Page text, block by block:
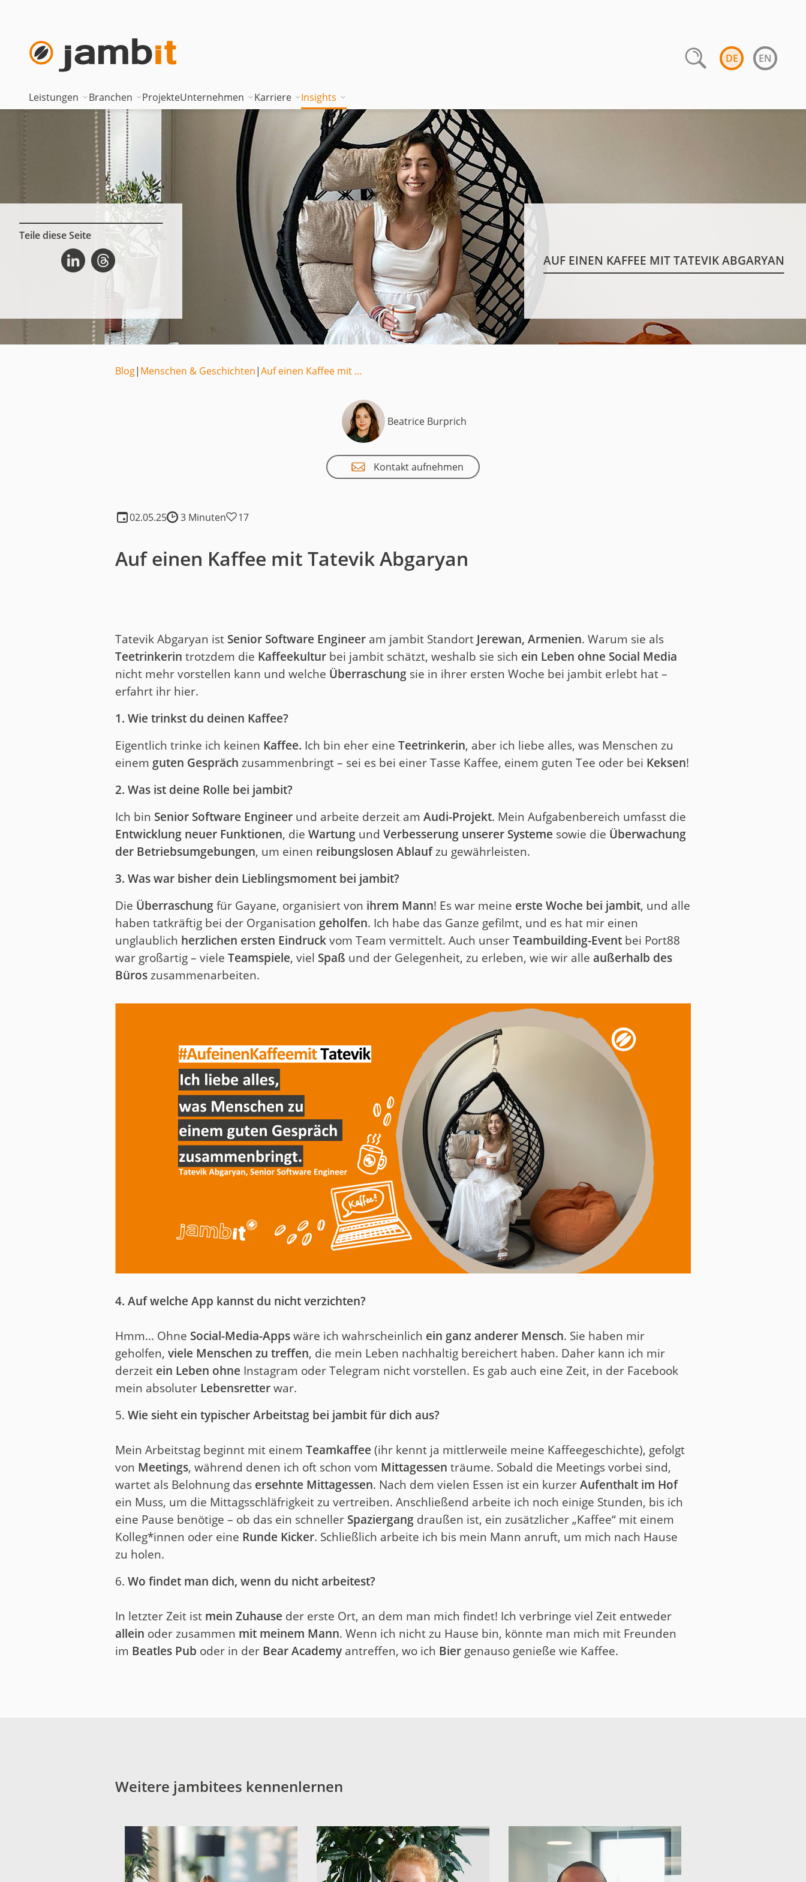
DE EN
Leistungen
AI Transformation Consulting
Digital Platforms & Cloud
Data Solutions
AI Assisted Development
Security & Compliance
Technisches Portfolio
Branchen
Automotive
Banken & Versicherungen
Energie
Gesundheitswesen
Industrie
Logistik
Medien
ProjekteUnternehmen
Where innovation works
Geschäftsführung
Führungsteam
Standorte
Nearshoring Armenien
Unternehmensgrundsätze
Code of Conduct
Unternehmenshistorie
Karriere
Unsere Wissenskultur
jambitee sein
jambitee werden
Jobs bei jambit
Insights
Blog
Whitepaper Hub
Events
AUF EINEN KAFFEE MIT TATEVIK ABGARYAN
Teile diese Seite
Auf einen Kaffee mit Tatevik Abgaryan auf Linkedin
Beatrice Burprich
Kontakt aufnehmen
02.05.25Lesedauer:
3 Minuten 17
Blog| Menschen & Geschichten|Auf einen Kaffee mit …
Auf einen Kaffee mit Tatevik Abgaryan
Tatevik Abgaryan ist Senior Software Engineer am jambit Standort Jerewan, Armenien. Warum sie als
Teetrinkerin trotzdem die Kaffeekultur bei jambit schätzt, weshalb sie sich ein Leben ohne Social Media
nicht mehr vorstellen kann und welche Überraschung sie in ihrer ersten Woche bei jambit erlebt hat –
erfahrt ihr hier.
1. Wie trinkst du deinen Kaffee?
Eigentlich trinke ich keinen Kaffee. Ich bin eher eine Teetrinkerin, aber ich liebe alles, was Menschen zu
einem guten Gespräch zusammenbringt – sei es bei einer Tasse Kaffee, einem guten Tee oder bei Keksen!
2. Was ist deine Rolle bei jambit?
Ich bin Senior Software Engineer und arbeite derzeit am Audi-Projekt. Mein Aufgabenbereich umfasst die
Entwicklung neuer Funktionen, die Wartung und Verbesserung unserer Systeme sowie die Überwachung
der Betriebsumgebungen, um einen reibungslosen Ablaufzu gewährleisten.
3. Was war bisher dein Lieblingsmoment bei jambit?
Die Überraschungfür Gayane, organisiert von ihrem Mann! Es war meine erste Woche bei jambit, und alle
haben tatkräftig bei der Organisation geholfen. Ich habe das Ganze gefilmt, und es hat mir einen
unglaublich herzlichen ersten Eindruckvom Team vermittelt. Auch unserTeambuilding-Event bei Port88
war großartig – viele Teamspiele, viel Spaß und der Gelegenheit, zu erleben, wie wir alle außerhalb des
Büroszusammenarbeiten.
4. Auf welche App kannst du nicht verzichten?
Hmm... Ohne Social-Media-Appswäre ich wahrscheinlich ein ganz anderer Mensch. Sie haben mir
geholfen, viele Menschen zu treffen, die mein Leben nachhaltig bereichert haben. Daher kann ich mir
derzeit ein Leben ohne Instagram oder Telegram nicht vorstellen. Es gab auch eine Zeit, in der Facebook
mein absoluter Lebensretterwar.
5. Wie sieht ein typischer Arbeitstag bei jambit für dich aus?
Mein Arbeitstag beginnt mit einem Teamkaffee (ihr kennt ja mittlerweile meine Kaffeegeschichte), gefolgt
von Meetings, während denen ich oft schon vom Mittagessen träume. Sobald die Meetings vorbei sind,
wartet als Belohnung das ersehnte Mittagessen. Nach dem vielen Essen ist ein kurzerAufenthalt im Hof
ein Muss, um die Mittagsschläfrigkeit zu vertreiben. Anschließend arbeite ich noch einige Stunden, bis ich
eine Pause benötige – ob das ein schneller Spaziergang draußen ist, ein zusätzlicher „Kaffee“ mit einem
Kolleg*innen oder eine Runde Kicker. Schließlich arbeite ich bis mein Mann anruft, um mich nach Hause
zu holen.
6. Wo findet man dich, wenn du nicht arbeitest?
In letzter Zeit ist mein Zuhause der erste Ort, an dem man mich findet! Ich verbringe viel Zeit entweder
allein oder zusammen mit meinem Mann. Wenn ich nicht zu Hause bin, könnte man mich mit Freunden
im Beatles Pub oder in der Bear Academy antreffen, wo ich Bier genauso genieße wie Kaffee.
Weitere jambitees kennenlernen